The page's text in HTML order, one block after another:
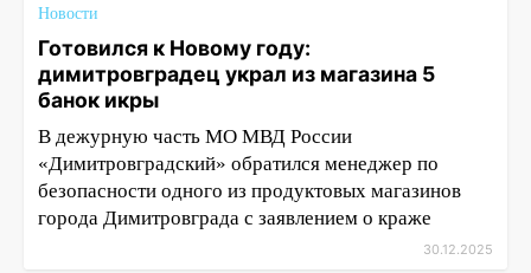
Новости
Готовился к Новому году:
димитровградец украл из магазина 5
банок икры
В дежурную часть МО МВД России
«Димитровградский» обратился менеджер по
безопасности одного из продуктовых магазинов
города Димитровграда с заявлением о краже
30.12.2025